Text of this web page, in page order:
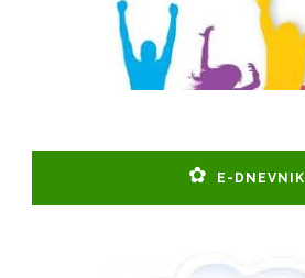
E-DNEVNIK